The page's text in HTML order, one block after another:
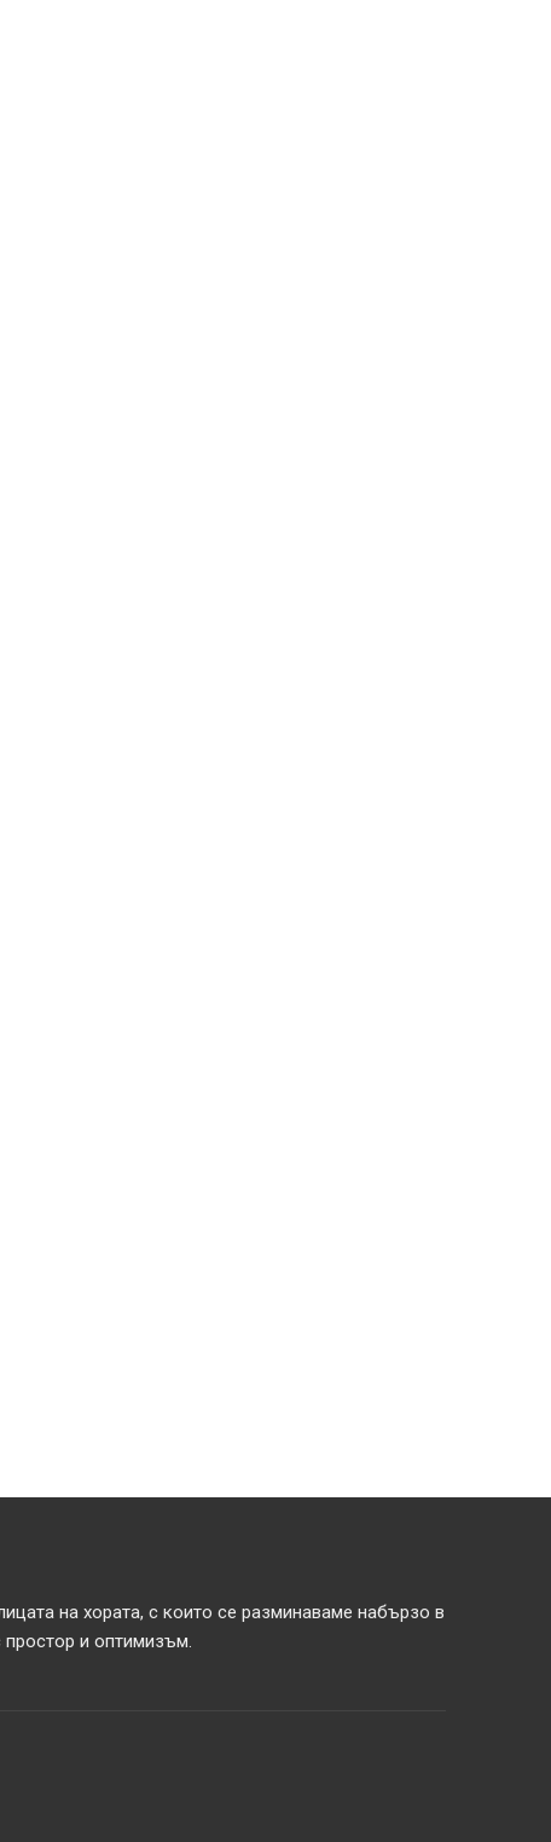
на хората, с които се разминаваме набързо в
простор и оптимизъм.